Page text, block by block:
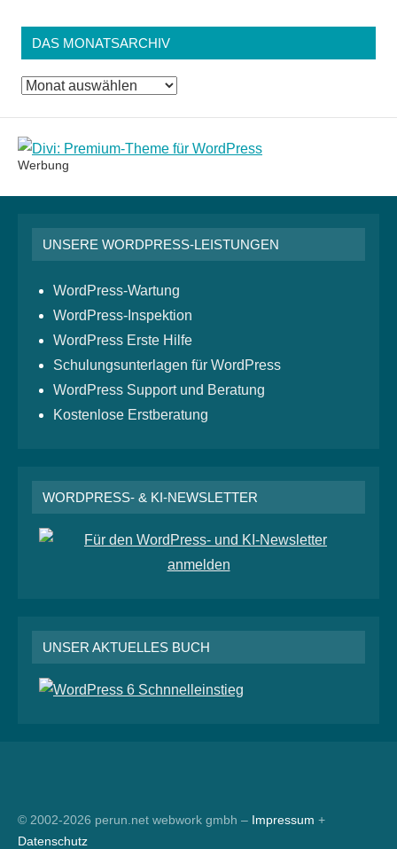
DAS MONATSARCHIV
Das
Werbung
UNSERE WORDPRESS-LEISTUNGEN
WordPress-Wartung
WordPress-Inspektion
WordPress Erste Hilfe
Schulungsunterlagen für WordPress
WordPress Support und Beratung
Kostenlose Erstberatung
WORDPRESS- & KI-NEWSLETTER
UNSER AKTUELLES BUCH
© 2002-2026 perun.net webwork gmbh – Impressum +
Datenschutz